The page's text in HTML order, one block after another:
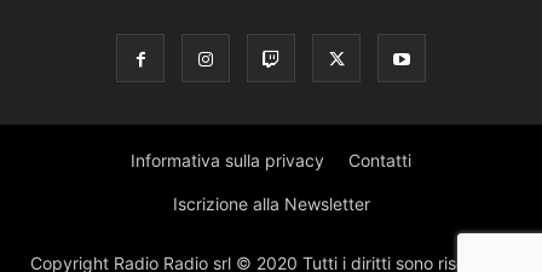
Informativa sulla privacy Contatti
Iscrizione alla Newsletter
Copyright Radio Radio srl © 2020 Tutti i diritti sono riservati |